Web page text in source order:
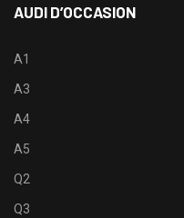
AUDI D’OCCASION
A1
A3
A4
A5
Q2
Q3